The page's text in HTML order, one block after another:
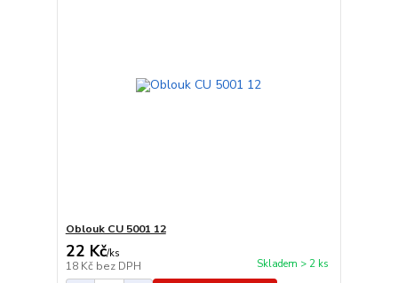
Oblouk CU 5001 12
22 Kč/ks
18 Kč bez DPH Skladem > 2 ks